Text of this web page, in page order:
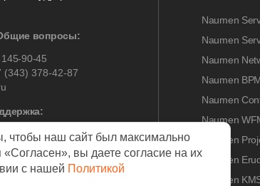
вопросы:
90-45
(343) 378-42-87
542-17-53
(343) 378-42-88
Naumen
Naumen
Naumen
Naumen
Naumen
Naumen
Naumen
Naumen
Naumen
чтобы наш сайт был максимально
вы даете согласие на их
с нашей Политикой